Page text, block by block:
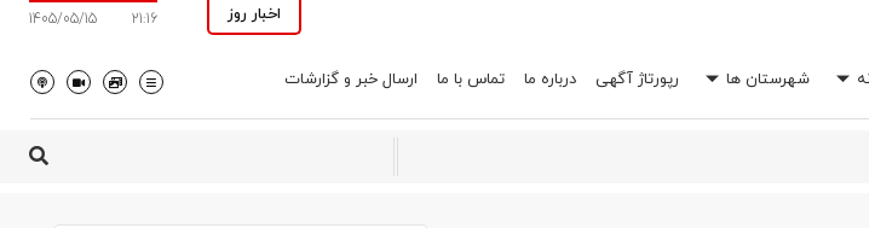
اخبار روز 21:16
1405/05/15
شهرستان ها رپورتاژ آگهی درباره ما تماس با ما ارسال خبر و گزارشات